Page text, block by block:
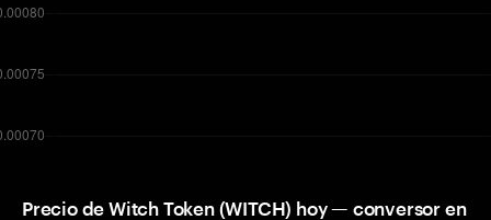
Precio de Witch Token (WITCH) hoy — conversor en